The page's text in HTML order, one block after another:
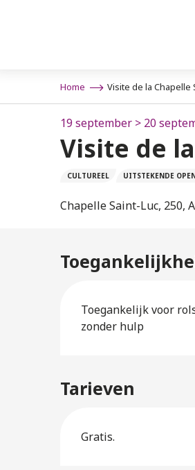
Home Visite de la Chapelle
19 september > 20
Visite de
CULTUREEL UITSTEKENDE
Chapelle Saint-Luc, 250,
Toegankelijk voor
zonder hulp
Tarieven
Gratis.